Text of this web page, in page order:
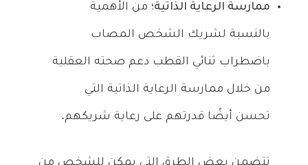
ممارسة الرعاية الذاتية؛ من الأهمية
بالنسبة لشريك الشخص المصاب
باضطراب ثنائي القطب دعم صحته العقلية
من خلال ممارسة الرعاية الذاتية التي
تحسن أيضًا قدرتهم على رعاية شريكهم.